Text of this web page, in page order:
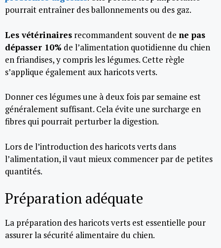
pourrait entraîner des ballonnements ou des gaz.
Les vétérinaires recommandent souvent de ne pas
dépasser 10% de l’alimentation quotidienne du chien
en friandises, y compris les légumes. Cette règle
s’applique également aux haricots verts.
Donner ces légumes une à deux fois par semaine est
généralement suffisant. Cela évite une surcharge en
fibres qui pourrait perturber la digestion.
Lors de l’introduction des haricots verts dans
l’alimentation, il vaut mieux commencer par de petites
quantités.
Préparation adéquate
La préparation des haricots verts est essentielle pour
assurer la sécurité alimentaire du chien.